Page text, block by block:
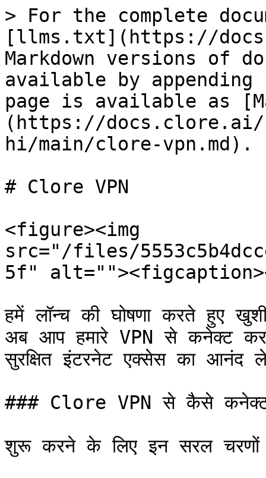
> For the complete
[llms.txt](https://
Markdown versions of
available by
page is available as
(https://
hi/main/clore-vpn.md).
# Clore VPN
<figure><img
src="/files/
5f"
हमें लॉन्च की घोषणा करते हुए
अब आप हमारे VPN से कनेक्ट
सुरक्षित इंटरनेट एक्सेस का
### Clore VPN से कैसे
शुरू करने के लिए इन सरल